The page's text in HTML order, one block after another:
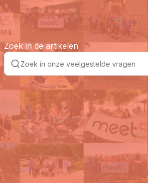
Zoek in de artikelen